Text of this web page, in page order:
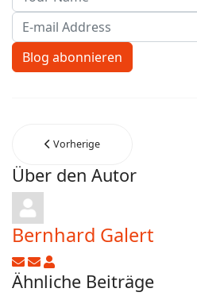
E-mail Address
Blog abonnieren
Vorherige
Über den Autor
Bernhard Galert
Updates abonnieren
Abo von Updates dieses
Bernhard Galert
Ähnliche Beiträge